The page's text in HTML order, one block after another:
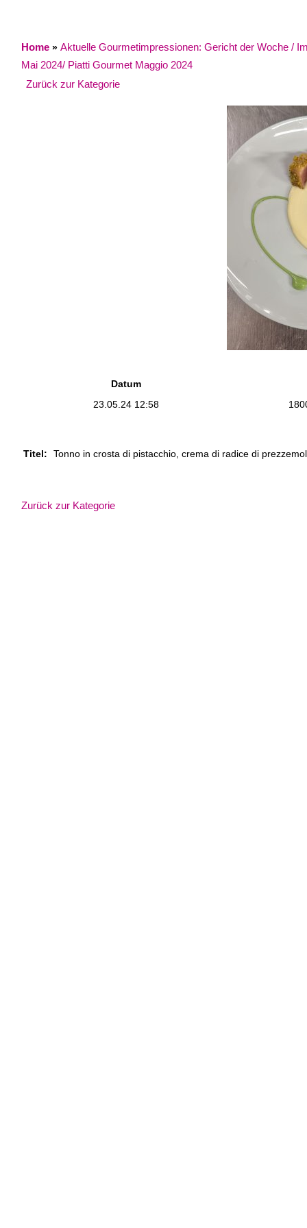
Home » Aktuelle Gourmetimpressionen: Gericht der Woche /
Mai 2024/ Piatti Gourmet Maggio 2024
Zurück zur Kategorie
Datum
23.05.24 12:58
Titel: Tonno in crosta di pistacchio, crema di radice di
Zurück zur Kategorie